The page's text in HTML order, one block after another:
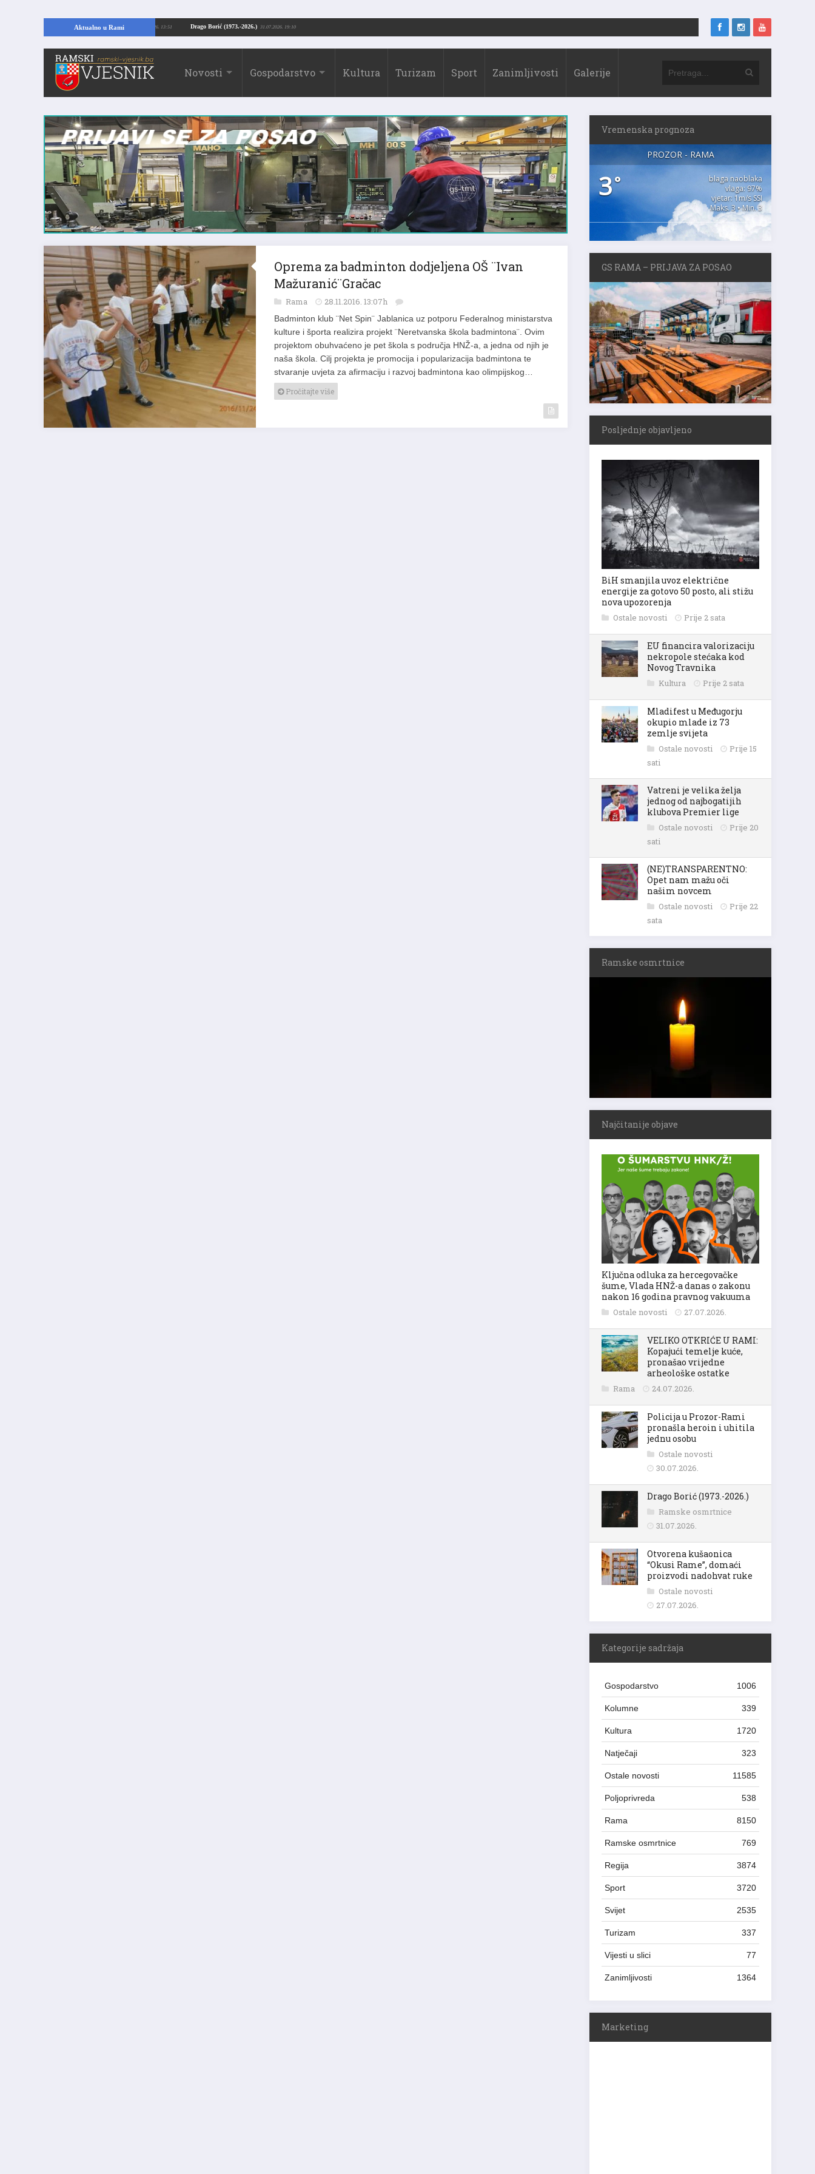
Aktualno u Rami Drago Borić (1973.-2026.) 31.07.2026. 19:10
temelje kuće, pronašao vrijedne arheološke ostatke 24.07.2026. 13:51
Novosti Gospodarstvo Kultura Turizam Sport Zanimljivosti Galerije
Oprema za badminton dodjeljena OŠ ¨Ivan
Mažuranić¨Gračac
Rama 28.11.2016. 13:07h
Badminton klub ¨Net Spin¨ Jablanica uz potporu Federalnog ministarstva
kulture i športa realizira projekt ¨Neretvanska škola badmintona¨. Ovim
projektom obuhvaćeno je pet škola s područja HNŽ-a, a jedna od njih je
naša škola. Cilj projekta je promocija i popularizacija badmintona te
stvaranje uvjeta za afirmaciju i razvoj badmintona kao olimpijskog…
Pročitajte više
Vremenska prognoza
PROZOR - RAMA
3°
blaga naoblaka
vlaga: 97%
vjetar: 1m/s SSI
Maks. 3 • Min. 3
GS RAMA – PRIJAVA ZA POSAO
Posljednje objavljeno
BiH smanjila uvoz električne
energije za gotovo 50 posto, ali stižu
nova upozorenja
Ostale novosti Prije 2 sata
EU financira valorizaciju
nekropole stećaka kod
Novog Travnika
Kultura Prije 2 sata
Mladifest u Međugorju
okupio mlade iz 73
zemlje svijeta
Ostale novosti
Prije 15
sati
Vatreni je velika želja
jednog od najbogatijih
klubova Premier lige
Ostale novosti
Prije 20
sati
(NE)TRANSPARENTNO:
Opet nam mažu oči
našim novcem
Ostale novosti
Prije 22
sata
Ramske osmrtnice
Najčitanije objave
Ključna odluka za hercegovačke
šume, Vlada HNŽ-a danas o zakonu
nakon 16 godina pravnog vakuuma
Ostale novosti 27.07.2026.
VELIKO OTKRIĆE U RAMI:
Kopajući temelje kuće,
pronašao vrijedne
arheološke ostatke
Rama 24.07.2026.
Policija u Prozor-Rami
pronašla heroin i uhitila
jednu osobu
Ostale novosti
30.07.2026.
Drago Borić (1973.-2026.)
Ramske osmrtnice
31.07.2026.
Otvorena kušaonica
“Okusi Rame”, domaći
proizvodi nadohvat ruke
Ostale novosti
27.07.2026.
Kategorije sadržaja
Gospodarstvo 1006
Kolumne 339
Kultura 1720
Natječaji 323
Ostale novosti 11585
Poljoprivreda 538
Rama 8150
Ramske osmrtnice 769
Regija 3874
Sport 3720
Svijet 2535
Turizam 337
Vijesti u slici 77
Zanimljivosti 1364
Marketing